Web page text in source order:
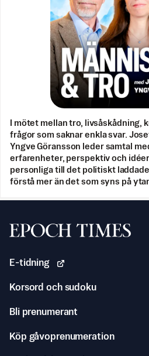
I mötet mellan tro, livsåskådning,
frågor som saknar enkla svar.
Yngve Göransson leder samtal
erfarenheter, perspektiv och
personliga till det politiskt
förstå mer än det som syns på
Svenska Epoch Times
E-tidning
Korsord och sudoku
Bli prenumerant
Köp gåvoprenumeration